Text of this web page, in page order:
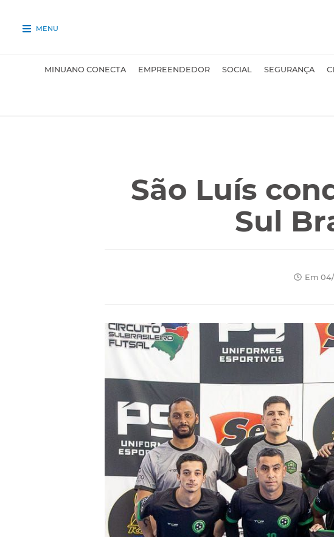
MENU
MINUANO CONECTA EMPREENDEDOR SOCIAL SEGURANÇA
São Luís
Sul
Em